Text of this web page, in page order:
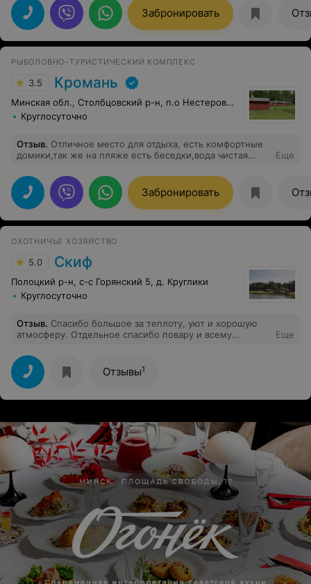
Забронировать
РЫБОЛОВНО–ТУРИСТИЧЕСКИЙ КОМПЛЕКС
3.5 Кромань
Минская обл., Столбцовский р-н, п.о Нестеровичи
Круглосуточно
Отзыв. Отличное место для отдыха, есть комфортные
домики,так же на пляже есть беседки,вода чистая
Еще
Забронировать
ОХОТНИЧЬЕ ХОЗЯЙСТВО
5.0 Скиф
Полоцкий р-н, с-с Горянский 5, д. Круглики
Круглосуточно
Отзыв. Спасибо большое за теплоту, уют и хорошую
атмосферу. Отдельное спасибо повару и всему
удался, обязательно приедем ещё)))
Еще
Отзывы1